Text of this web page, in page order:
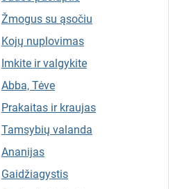
Žmogus su ąsočiu
Kojų nuplovimas
Imkite ir valgykite
Abba, Tėve
Prakaitas ir kraujas
Tamsybių valanda
Ananijas
Gaidžiagystis